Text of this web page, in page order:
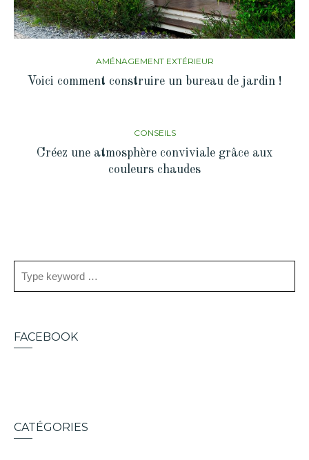
AMÉNAGEMENT EXTÉRIEUR
Voici comment construire un bureau de jardin !
CONSEILS
Créez une atmosphère conviviale grâce aux
couleurs chaudes
FACEBOOK
CATÉGORIES